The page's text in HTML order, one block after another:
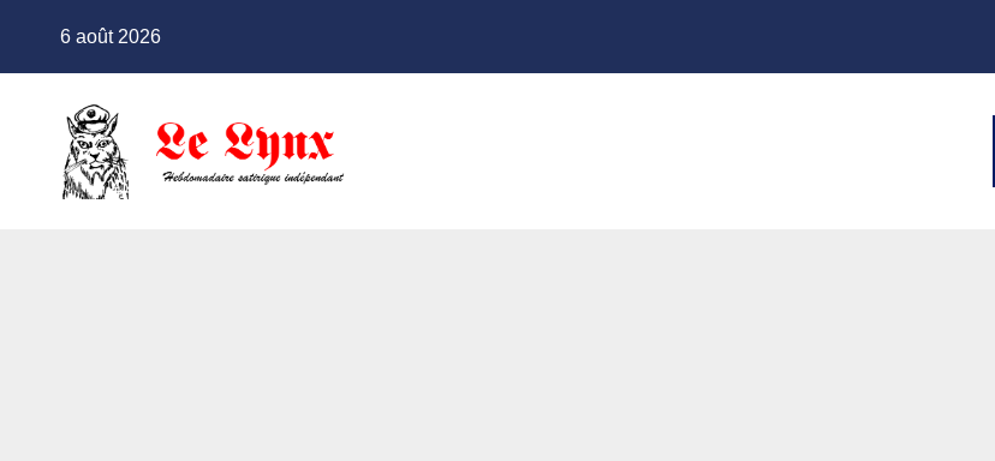
6 août 2026